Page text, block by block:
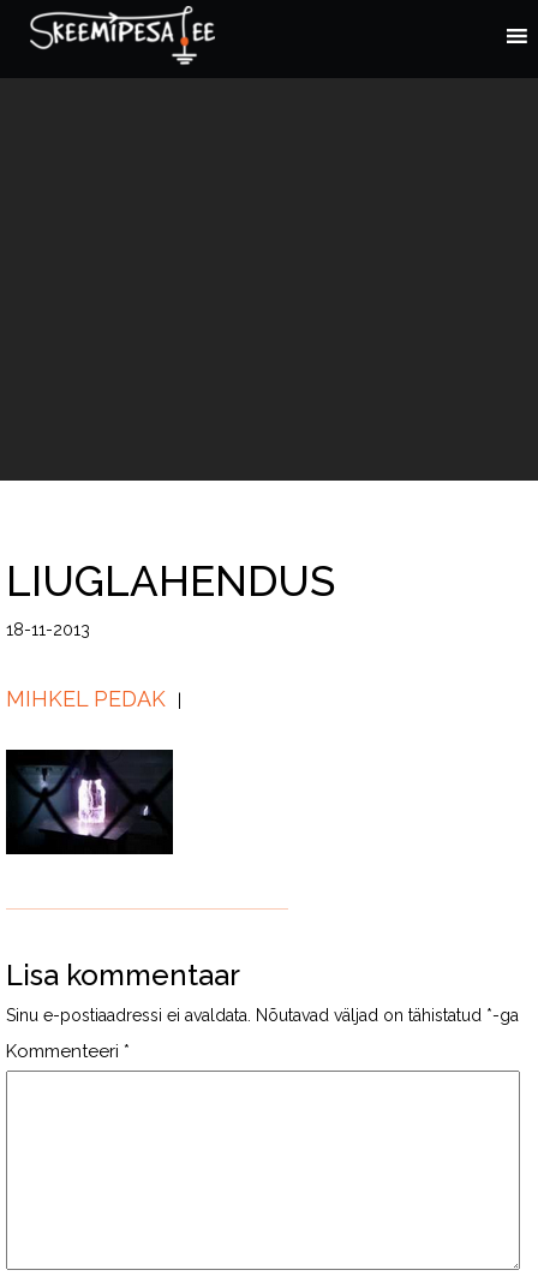
LIUGLAHENDUS
18-11-2013
MIHKEL PEDAK
Lisa kommentaar
Sinu e-postiaadressi ei avaldata. Nõutavad väljad on tähistatud *-ga
Kommenteeri *